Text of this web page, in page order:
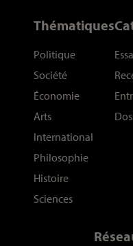
Thématiques
Politique
Société
Économie
Arts
International
Philosophie
Histoire
Sciences